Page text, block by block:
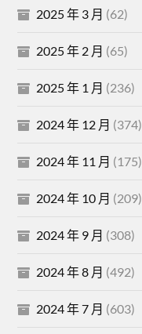
2025 年 3 月 (62)
2025 年 2 月 (65)
2025 年 1 月 (236)
2024 年 12 月 (374)
2024 年 11 月 (175)
2024 年 10 月 (209)
2024 年 9 月 (308)
2024 年 8 月 (492)
2024 年 7 月 (603)